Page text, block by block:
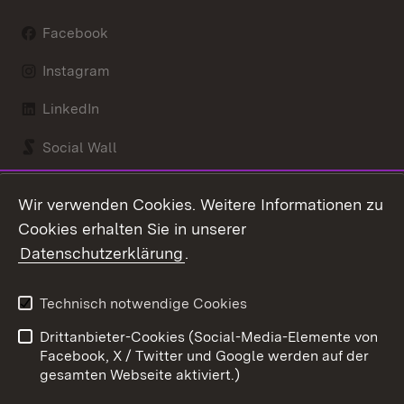
Facebook
Instagram
LinkedIn
Social Wall
Kontakt
Barrierefreiheit
Impressum
Cookies
Wir verwenden Cookies. Weitere Informationen zu
Cookies erhalten Sie in unserer
Datenschutzerklärung.
Technisch notwendige Cookies
Drittanbieter-Cookies (Social-Media-Elemente von
Facebook, X / Twitter und Google werden auf der
gesamten Webseite aktiviert.)